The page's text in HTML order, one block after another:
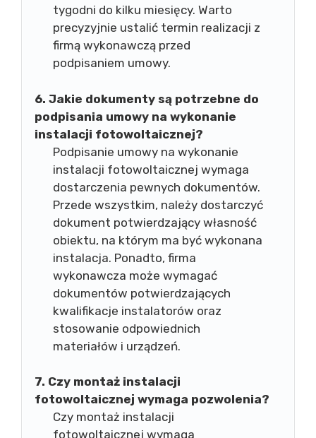
tygodni do kilku miesięcy. Warto
precyzyjnie ustalić termin realizacji z
firmą wykonawczą przed
podpisaniem umowy.
6. Jakie dokumenty są potrzebne do
podpisania umowy na wykonanie
instalacji fotowoltaicznej?
Podpisanie umowy na wykonanie
instalacji fotowoltaicznej wymaga
dostarczenia pewnych dokumentów.
Przede wszystkim, należy dostarczyć
dokument potwierdzający własność
obiektu, na którym ma być wykonana
instalacja. Ponadto, firma
wykonawcza może wymagać
dokumentów potwierdzających
kwalifikacje instalatorów oraz
stosowanie odpowiednich
materiałów i urządzeń.
7. Czy montaż instalacji
fotowoltaicznej wymaga pozwolenia?
Czy montaż instalacji
fotowoltaicznej wymaga